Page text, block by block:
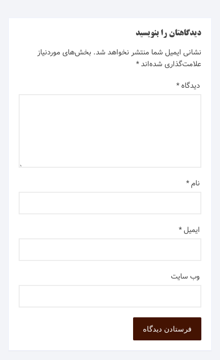
دیدگاهتان را بنویسید
نشانی ایمیل شما منتشر نخواهد شد. بخش‌های موردنیاز
علامت‌گذاری شده‌اند*
دیدگاه*
نام*
ایمیل*
وب‌ سایت